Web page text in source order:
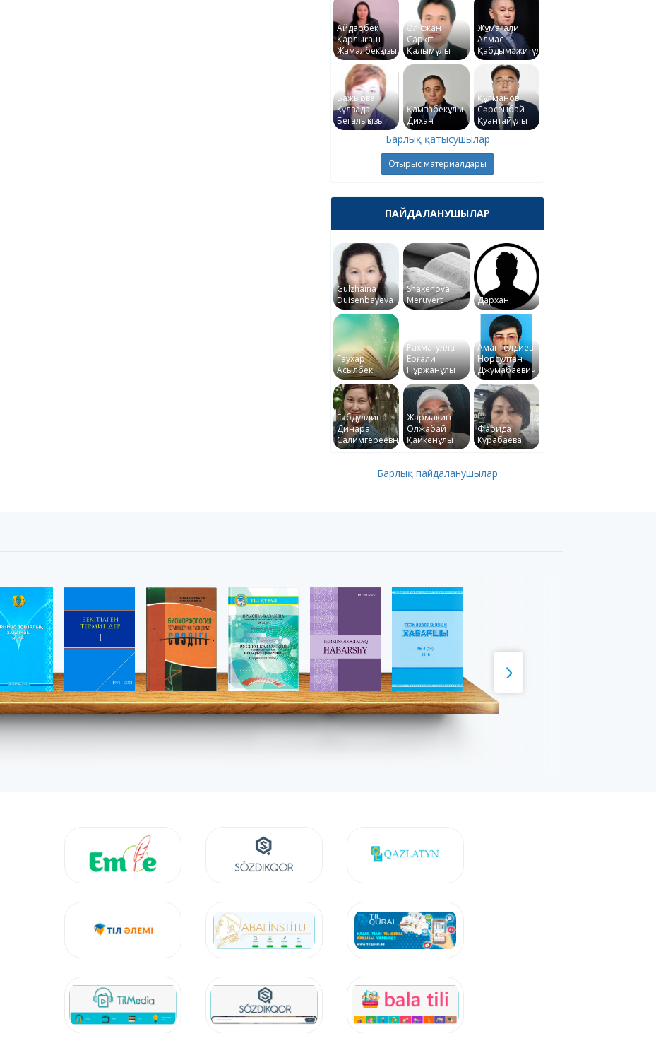
Айдарбек
Қарлығаш
Жамалбекқызы
Әлісжан
Сарқыт
Қалымұлы
Жұмағали
Алмас
Қабдымәжитұлы
Бажықова
Күлзада
Бегалықызы
Қамзабекұлы
Дихан
Құлманов
Сәрсенбай
Қуантайұлы
Барлық қатысушылар
Отырыс материалдары
ПАЙДАЛАНУШЫЛАР
Gulzhaina
Duisenbayeva
Shakenova
Meruyert
Дархан
Гаухар
Асылбек
Рахматулла
Ерғали
Нұржанұлы
Амангелдиев
Норсултан
Джумабаевич
Габдуллина
Динара
Салимгереевна
Жармакин
Олжабай
Қайкенұлы
Фарида
Курабаева
Барлық пайдаланушылар